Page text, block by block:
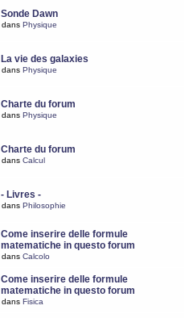
Sonde Dawn
dans Physique
La vie des galaxies
dans Physique
Charte du forum
dans Physique
Charte du forum
dans Calcul
- Livres -
dans Philosophie
Come inserire delle formule
matematiche in questo forum
dans Calcolo
Come inserire delle formule
matematiche in questo forum
dans Fisica